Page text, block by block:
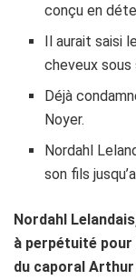
conçu en
Il aurait saisi
cheveux sous
Déjà
Noyer.
Nordahl
son fils
Nordahl
à perpétuité
du caporal